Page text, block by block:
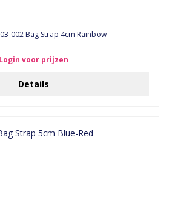
002 Bag Strap 4cm Rainbow
Login voor prijzen
Details